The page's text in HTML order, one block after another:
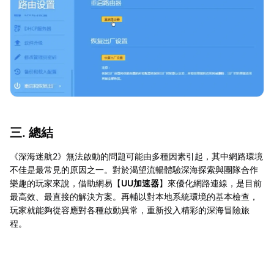
三. 總結
《深海迷航2》無法啟動的問題可能由多種因素引起，其中網路環境
不佳是最常見的原因之一。對於渴望流暢體驗深海探索與團隊合作
樂趣的玩家來說，借助網易【UU加速器】來優化網路連線，是目前
最高效、最直接的解決方案。再輔以對本地系統環境的基本檢查，
玩家就能夠從容應對各種啟動異常，重新投入精彩的深海冒險旅
程。